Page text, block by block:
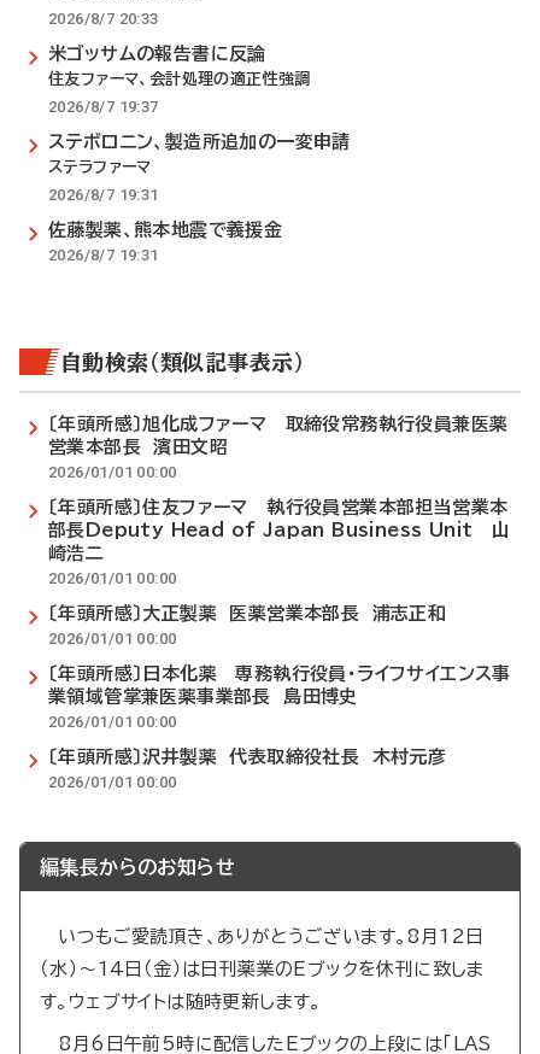
2026/8/7 20:33
米ゴッサムの報告書に反論
住友ファーマ、会計処理の適正性強調
2026/8/7 19:37
ステボロニン、製造所追加の一変申請
ステラファーマ
2026/8/7 19:31
佐藤製薬、熊本地震で義援金
2026/8/7 19:31
自動検索（類似記事表示）
〔年頭所感〕旭化成ファーマ 取締役常務執行役員兼医薬
営業本部長 濱田文昭
2026/01/01 00:00
〔年頭所感〕住友ファーマ 執行役員営業本部担当営業本
部長Deputy Head of Japan Business Unit 山
崎浩二
2026/01/01 00:00
〔年頭所感〕大正製薬 医薬営業本部長 浦志正和
2026/01/01 00:00
〔年頭所感〕日本化薬 専務執行役員・ライフサイエンス事
業領域管掌兼医薬事業部長 島田博史
2026/01/01 00:00
〔年頭所感〕沢井製薬 代表取締役社長 木村元彦
2026/01/01 00:00
編集長からのお知らせ
いつもご愛読頂き、ありがとうございます。8月12日
（水）～14日（金）は日刊薬業のEブックを休刊に致しま
す。ウェブサイトは随時更新します。
8月6日午前5時に配信したEブックの上段には「LAS